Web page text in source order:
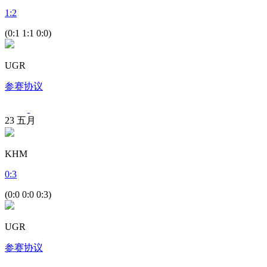
1 :2
(0:1 1:1 0:0)
UGR
参赛协议
23 五月
KHM
0:3
(0:0 0:0 0:3)
UGR
参赛协议